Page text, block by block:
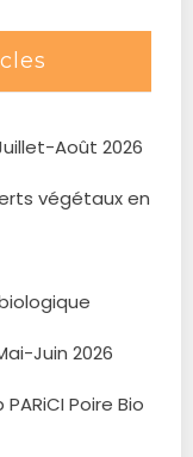
Août 2026
Juin 2026
Poire Bio